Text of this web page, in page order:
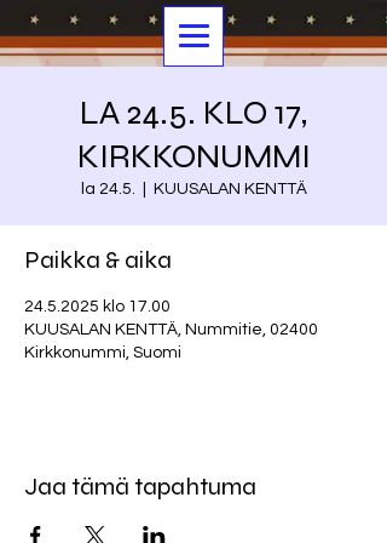
LA 24.5. KLO 17,
KIRKKONUMMI
la 24.5. KUUSALAN KENTTÄ
Paikka & aika
24.5.2025 klo 17.00
KUUSALAN KENTTÄ, Nummitie, 02400
Kirkkonummi, Suomi
Jaa tämä tapahtuma